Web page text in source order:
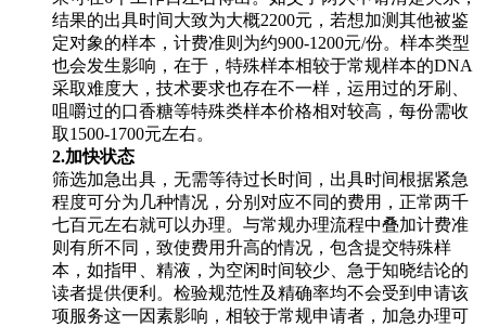
结果的出具时间大致为大概2200元，若想加测其他被鉴
定对象的样本，计费准则为约900-1200元/份。样本类型
也会发生影响，在于，特殊样本相较于常规样本的DNA
采取难度大，技术要求也存在不一样，运用过的牙刷、
咀嚼过的口香糖等特殊类样本价格相对较高，每份需收
取1500-1700元左右。
2.加快状态
筛选加急出具，无需等待过长时间，出具时间根据紧急
程度可分为几种情况，分别对应不同的费用，正常两千
七百元左右就可以办理。与常规办理流程中叠加计费准
则有所不同，致使费用升高的情况，包含提交特殊样
本，如指甲、精液，为空闲时间较少、急于知晓结论的
读者提供便利。检验规范性及精确率均不会受到申请该
项服务这一因素影响，相较于常规申请者，加急办理可